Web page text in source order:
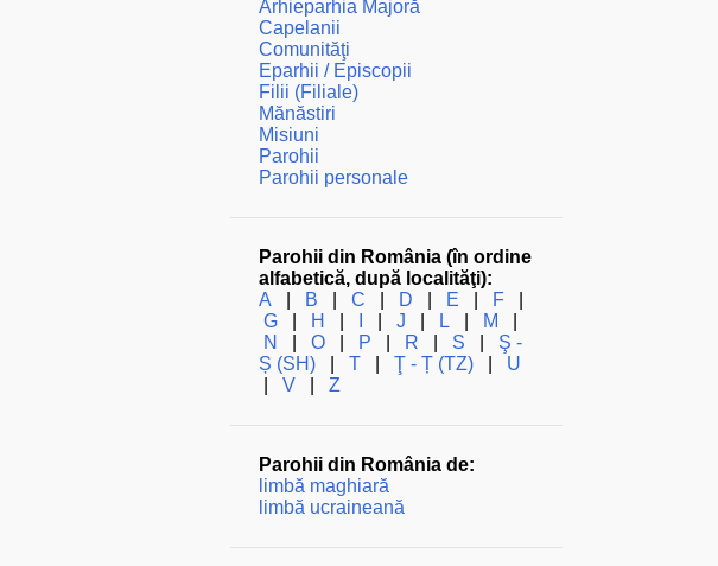
Arhieparhia Majoră
Capelanii
Comunităţi
Eparhii / Episcopii
Filii (Filiale)
Mănăstiri
Misiuni
Parohii
Parohii personale
Parohii din România (în ordine
alfabetică, după localităţi):
A
B C D E F|
G| H J L M
N
O| P R S
Ş -
Ș (SH)| T| Ţ - Ț (TZ)| U
V| Z
Parohii din România de:
limbă maghiară
limbă ucraineană